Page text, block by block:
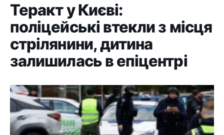
Теракт у Києві:
поліцейські втекли з місця
стрілянини, дитина
залишилась в епіцентрі